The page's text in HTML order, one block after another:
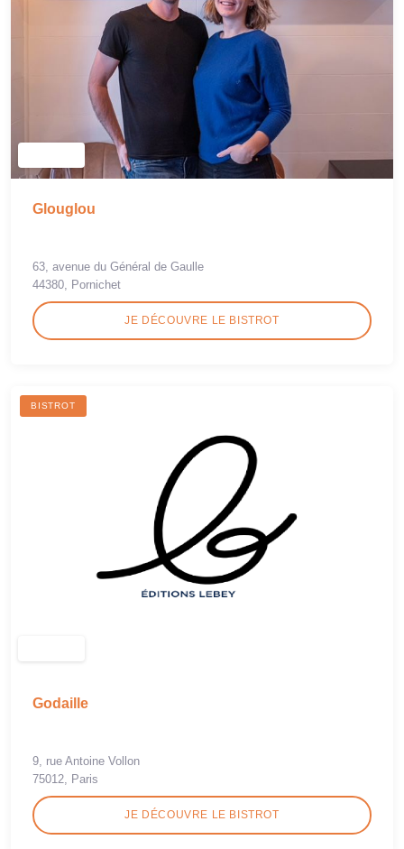
Glouglou
63, avenue du Général de Gaulle
44380, Pornichet
JE DÉCOUVRE LE BISTROT
BISTROT
Godaille
9, rue Antoine Vollon
75012, Paris
JE DÉCOUVRE LE BISTROT